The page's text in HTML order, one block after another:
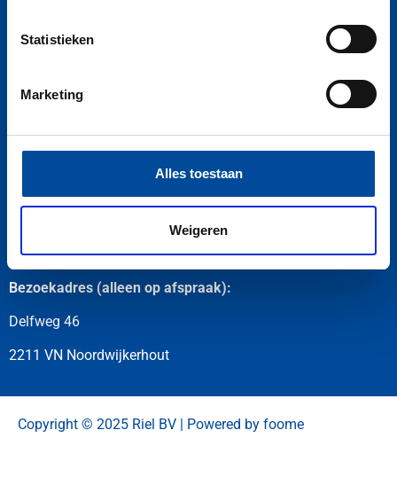
Statistieken
Marketing
Alles toestaan
Weigeren
2191 AR De Zilk
Bezoekadres (alleen op afspraak):
Delfweg 46
2211 VN Noordwijkerhout
Copyright © 2025 Riel BV | Powered by foome